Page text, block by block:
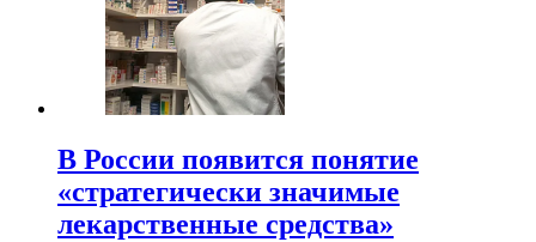
В России появится понятие
«стратегически значимые
лекарственные средства»